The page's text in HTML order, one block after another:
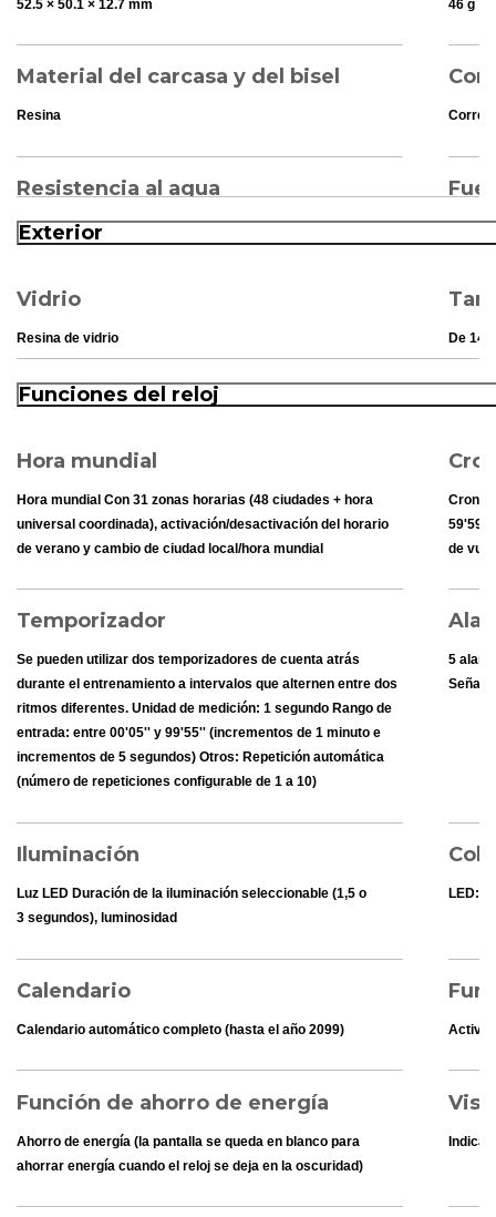
52.5 × 50.1 × 12.7 mm 46 g
Material del carcasa y del bisel
Resina Correa
Resistencia al agua
Resistencia al agua hasta una profundidad de 10 bares
de
Exterior
Vidrio
Resina de vidrio De
Funciones del reloj
Hora mundial
Hora mundial Con 31 zonas horarias (48 ciudades + hora
universal coordinada), activación/desactivación del horario
de verano y cambio de ciudad local/hora mundial
de
Temporizador
Se pueden utilizar dos temporizadores de cuenta atrás
durante el entrenamiento a intervalos que alternen entre dos
ritmos diferentes. Unidad de medición: 1 segundo Rango de
entrada: entre 00'05'' y 99'55'' (incrementos de 1 minuto e
incrementos de 5 segundos) Otros: Repetición automática
(número de repeticiones configurable de 1 a 10)
5
Señal
Iluminación
Luz LED Duración de la iluminación seleccionable (1,5 o
3 segundos), luminosidad
LED:
Calendario
Calendario automático completo (hasta el año 2099)
Función de ahorro de energía
Ahorro de energía (la pantalla se queda en blanco para
ahorrar energía cuando el reloj se deja en la oscuridad)